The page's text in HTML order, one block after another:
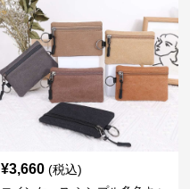
¥3,660 (税込)